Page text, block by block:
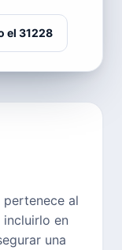
el 31228
pertenece al
incluirlo en
una